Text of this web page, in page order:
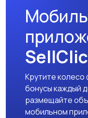
Крутите колесо
бонусы каждый
размещайте
мобильном